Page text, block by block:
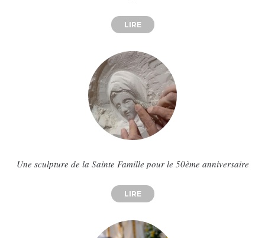
LIREABOUT RETOUR SUR
Une sculpture de la Sainte Famille pour le 50ème anniversaire
LIREABOUT UNE SCULPTURE DE LA